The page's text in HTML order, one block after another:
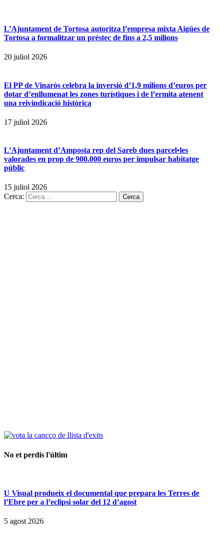
L’Ajuntament de Tortosa autoritza l’empresa mixta Aigües de
Tortosa a formalitzar un préstec de fins a 2,5 milions
20 juliol 2026
El PP de Vinaròs celebra la inversió d’1,9 milions d’euros per
dotar d’enllumenat les zones turístiques i de l’ermita atenent
una reivindicació històrica
17 juliol 2026
L’Ajuntament d’Amposta rep del Sareb dues parcel•les
valorades en prop de 900.000 euros per impulsar habitatge
públic
15 juliol 2026
Cerca:
No et perdis l'últim
U Visual produeix el documental que prepara les Terres de
l’Ebre per a l’eclipsi solar del 12 d’agost
5 agost 2026